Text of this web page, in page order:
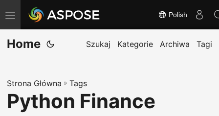
T
o
g
e
n
Polish
Home Szukaj Kategorie Archiwa Tagi
Strona Główna » Tags
Python Finance